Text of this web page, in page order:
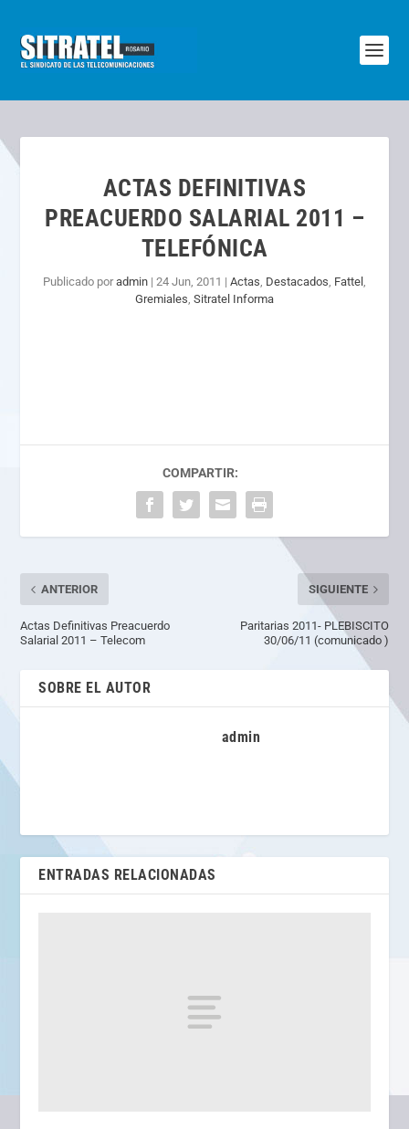
ACTAS DEFINITIVAS
PREACUERDO SALARIAL 2011 –
TELEFÓNICA
Publicado poradmin | 24 Jun, 2011 | Actas, Destacados, Fattel ,
Gremiales, Sitratel Informa
COMPARTIR:
ANTERIOR
Actas Definitivas Preacuerdo
Salarial 2011 – Telecom
SIGUIENTE
Paritarias 2011- PLEBISCITO
30/06/11 (comunicado )
SOBRE EL AUTOR
admin
ENTRADAS RELACIONADAS